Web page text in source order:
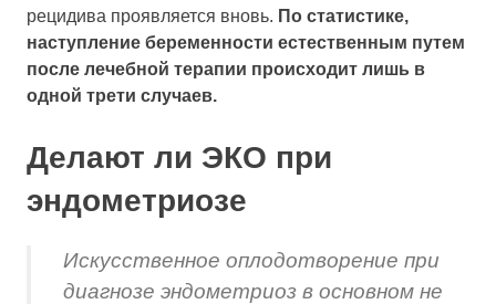
рецидива проявляется вновь. По статистике,
наступление беременности естественным путем
после лечебной терапии происходит лишь в
одной трети случаев.
Делают ли ЭКО при
эндометриозе
Искусственное оплодотворение при
диагнозе эндометриоз в основном не